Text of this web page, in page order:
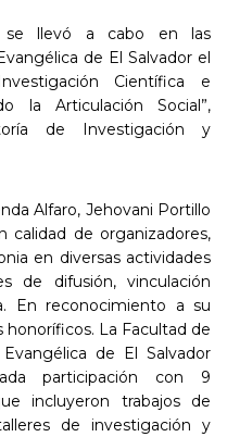
se llevó a cabo en las
de El Salvador el
Científica e
la Articulación Social”,
de Investigación y
Alfaro, Jehovani Portillo
calidad de organizadores,
en diversas actividades
de difusión, vinculación
En reconocimiento a su
honoríficos. La Facultad de
de El Salvador
participación con 9
incluyeron trabajos de
de investigación y